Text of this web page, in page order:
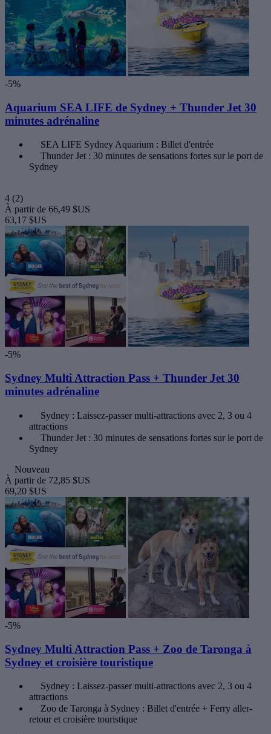
-5%
Aquarium SEA LIFE de Sydney + Thunder Jet 30
minutes adrénaline
SEA LIFE Sydney Aquarium : Billet d'entrée
Thunder Jet : 30 minutes de sensations fortes sur le port de
Sydney
4 (2)
À partir de 66,49 $US
63,17 $US
-5%
Sydney Multi Attraction Pass + Thunder Jet 30
minutes adrénaline
Sydney : Laissez-passer multi-attractions avec 2, 3 ou 4
attractions
Thunder Jet : 30 minutes de sensations fortes sur le port de
Sydney
Nouveau
À partir de 72,85 $US
69,20 $US
-5%
Sydney Multi Attraction Pass + Zoo de Taronga à
Sydney et croisière touristique
Sydney : Laissez-passer multi-attractions avec 2, 3 ou 4
attractions
Zoo de Taronga à Sydney : Billet d'entrée + Ferry aller-
retour et croisière touristique